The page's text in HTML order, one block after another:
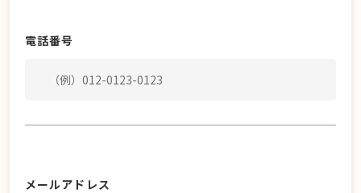
電話番号
メールアドレス